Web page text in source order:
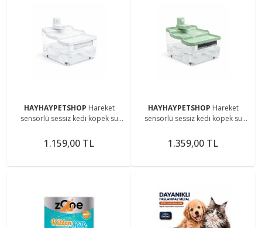
HAYHAYPETSHOP Hareket
sensörlü sessiz kedi köpek su
1.159,00 TL
HAYHAYPETSHOP Hareket
sensörlü sessiz kedi köpek su
1.359,00 TL